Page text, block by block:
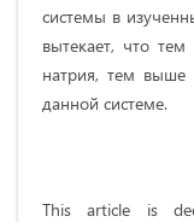
системы в
вытекает, что
натрия, тем выше
данной системе.
This article is